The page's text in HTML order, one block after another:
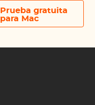
Prueba gratuita
para Mac